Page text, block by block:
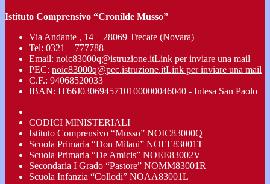
Istituto Comprensivo “Cronilde Musso”
Via Andante , 14 – 28069 Trecate (Novara)
Tel: 0321 – 777788
Email: noic83000q@istruzione.itLink per inviare una mail
PEC: noic83000q@pec.istruzione.itLink per inviare una mail
C.F.: 94068520033
IBAN: IT66J0306945710100000046040 - Intesa San Paolo
CODICI MINISTERIALI
Istituto Comprensivo “Musso” NOIC83000Q
Scuola Primaria “Don Milani” NOEE83001T
Scuola Primaria “De Amicis” NOEE83002V
Secondaria I Grado “Pastore” NOMM83001R
Scuola Infanzia “Collodi” NOAA83001L